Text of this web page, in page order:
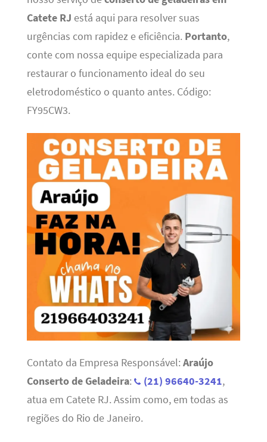
Catete RJ está aqui para resolver suas
urgências com rapidez e eficiência. Portanto,
conte com nossa equipe especializada para
restaurar o funcionamento ideal do seu
eletrodoméstico o quanto antes. Código:
FY95CW3.
Contato da Empresa Responsável: Araújo
Conserto de Geladeira: (21) 96640-3241,
atua em Catete RJ. Assim como, em todas as
regiões do Rio de Janeiro.